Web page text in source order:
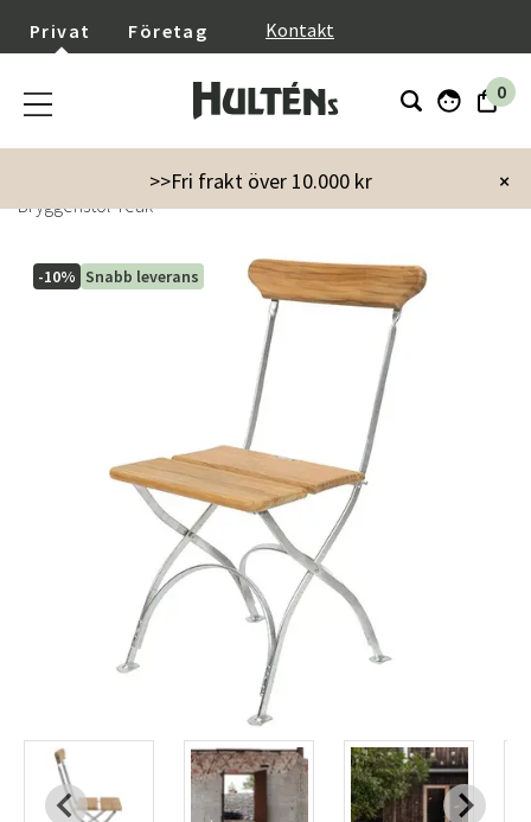
Privat Företag Kontakt
0
×
>>Fri frakt över 10.000 kr
Utemöbler Utestolar
Stolar utan karm
Bryggeristol Teak
-10% Snabb leverans